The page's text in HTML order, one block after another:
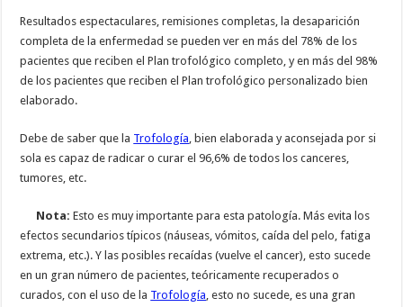
Resultados espectaculares, remisiones completas, la desaparición
completa de la enfermedad se pueden ver en más del 78% de los
pacientes que reciben el Plan trofológico completo, y en más del 98%
de los pacientes que reciben el Plan trofológico personalizado bien
elaborado.
Debe de saber que la Trofología, bien elaborada y aconsejada por si
sola es capaz de radicar o curar el 96,6% de todos los canceres,
tumores, etc.
Nota:Esto es muy importante para esta patología. Más evita los
efectos secundarios típicos (náuseas, vómitos, caída del pelo, fatiga
extrema, etc.). Y las posibles recaídas (vuelve el cancer), esto sucede
en un gran número de pacientes, teóricamente recuperados o
curados, con el uso de la Trofología, esto no sucede, es una gran